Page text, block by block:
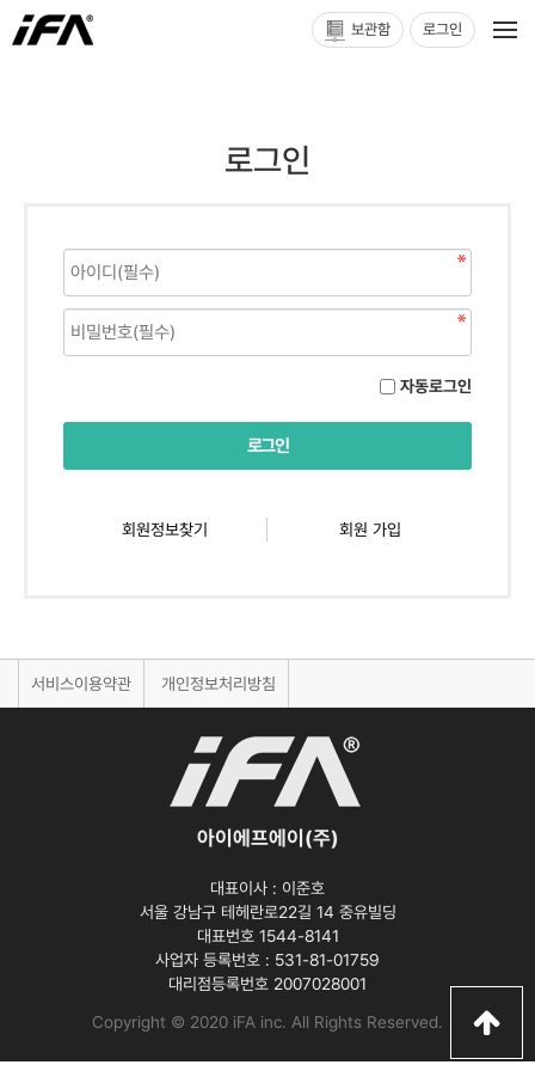
보관함 로그인
로그인
자동로그인
회원정보찾기 회원 가입
서비스이용약관 개인정보처리방침
아이에프에이(주)
대표이사 : 이준호
서울 강남구 테헤란로22길 14 중유빌딩
대표번호 1544-8141
사업자 등록번호 : 531-81-01759
대리점등록번호 2007028001
Copyright © 2020 iFA inc. All Rights Reserved.